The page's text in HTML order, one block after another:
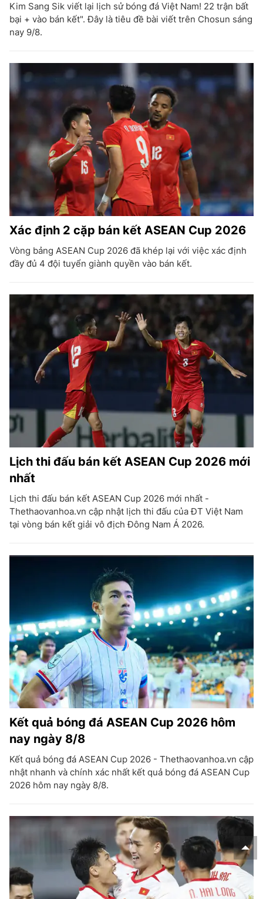
Kim Sang Sik viết lại lịch sử bóng đá Việt Nam! 22 trận bất
bại + vào bán kết". Đây là tiêu đề bài viết trên Chosun sáng
nay 9/8.
Xác định 2 cặp bán kết ASEAN Cup 2026
Vòng bảng ASEAN Cup 2026 đã khép lại với việc xác định
đầy đủ 4 đội tuyển giành quyền vào bán kết.
Lịch thi đấu bán kết ASEAN Cup 2026 mới
nhất
Lịch thi đấu bán kết ASEAN Cup 2026 mới nhất -
Thethaovanhoa.vn cập nhật lịch thi đấu của ĐT Việt Nam
tại vòng bán kết giải vô địch Đông Nam Á 2026.
Kết quả bóng đá ASEAN Cup 2026 hôm
nay ngày 8/8
Kết quả bóng đá ASEAN Cup 2026 - Thethaovanhoa.vn cập
nhật nhanh và chính xác nhất kết quả bóng đá ASEAN Cup
2026 hôm nay ngày 8/8.